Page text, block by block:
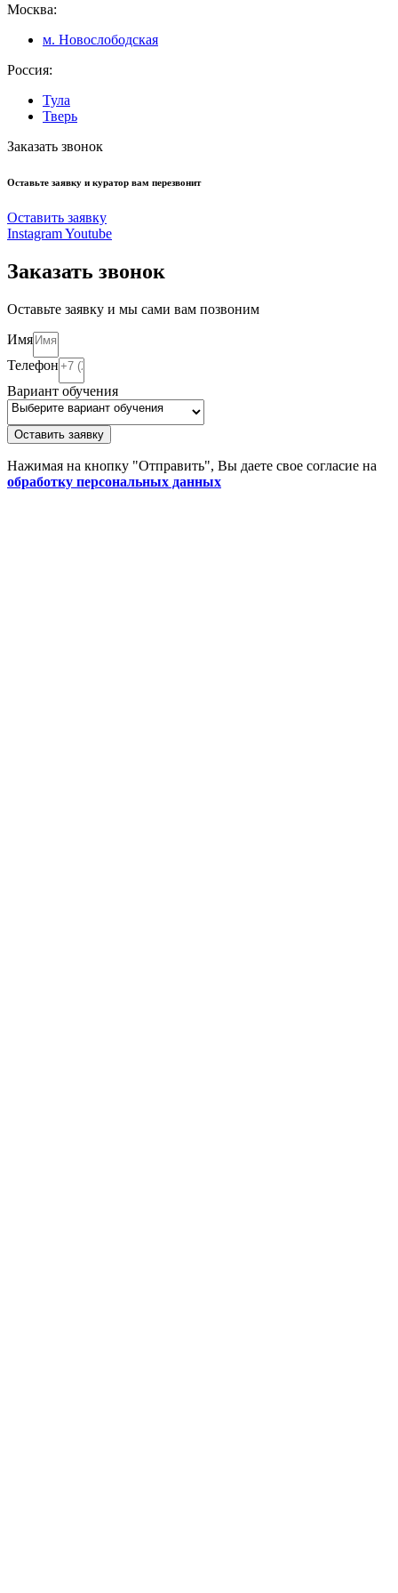
Москва:
м. Новослободская
Россия:
Тула
Тверь
Заказать звонок
Оставьте заявку и куратор вам перезвонит
Оставить заявку
InstagramYoutube
Заказать звонок
Оставьте заявку и мы сами вам позвоним
Имя
Телефон
Вариант обучения
Оставить заявку
Нажимая на кнопку "Отправить", Вы даете свое согласие на
обработку персональных данных